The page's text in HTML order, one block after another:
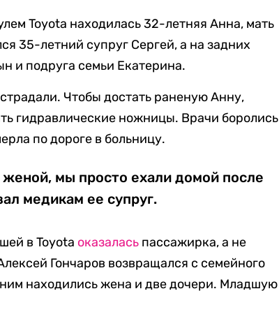
Toyota находилась 32-летняя Анна, мать
35-летний супруг Сергей, а на задних
и подруга семьи Екатерина.
Чтобы достать раненую Анну,
гидравлические ножницы. Врачи боролись
по дороге в больницу.
мы просто ехали домой после
медикам ее супруг.
в Toyota оказалась пассажирка, а не
Гончаров возвращался с семейного
находились жена и две дочери. Младшую